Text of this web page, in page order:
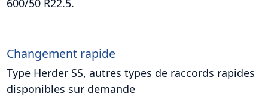
600/50 R22.5.
Changement rapide
Type Herder SS, autres types de raccords rapides
disponibles sur demande